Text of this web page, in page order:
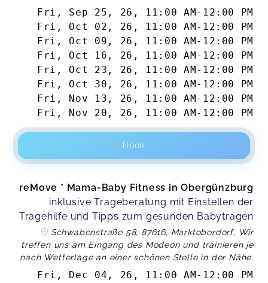
Fri, Sep 25, 26 , 11:00 AM- 12:00 PM
Fri, Oct 02, 26 , 11:00 AM- 12:00 PM
Fri, Oct 09, 26 , 11:00 AM- 12:00 PM
Fri, Oct 16, 26 , 11:00 AM- 12:00 PM
Fri, Oct 23, 26 , 11:00 AM- 12:00 PM
Fri, Oct 30, 26 , 11:00 AM- 12:00 PM
Fri, Nov 13, 26 , 11:00 AM- 12:00 PM
Fri, Nov 20, 26 , 11:00 AM- 12:00 PM
Book
reMove * Mama-Baby Fitness in Obergünzburg
inklusive Trageberatung mit Einstellen der
Tragehilfe und Tipps zum gesunden Babytragen
Schwabenstraße 58, 87616, Marktoberdorf, Wir
treffen uns am Eingang des Modeon und trainieren je
nach Wetterlage an einer schönen Stelle in der Nähe.
Fri, Dec 04, 26 , 11:00 AM- 12:00 PM